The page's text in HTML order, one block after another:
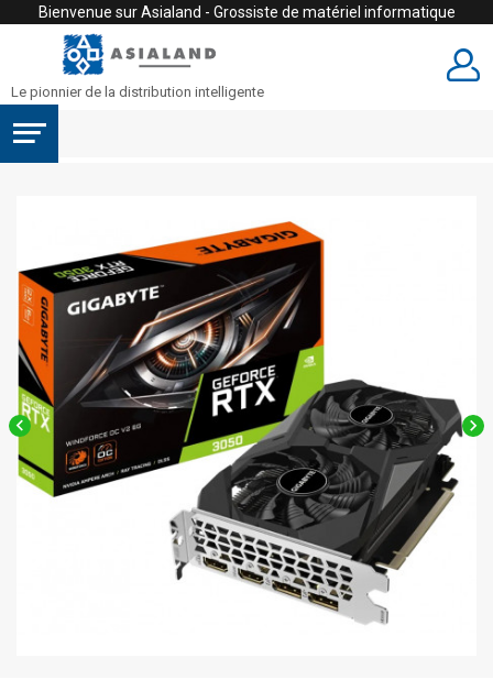
Bienvenue sur Asialand - Grossiste de matériel informatique
Le pionnier de la distribution intelligente
 